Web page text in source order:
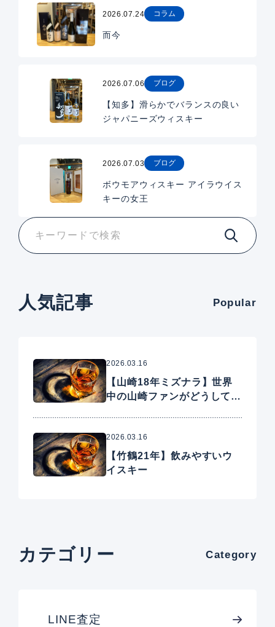
2026.07.24 コラム
而今
2026.07.06 ブログ
【知多】滑らかでバランスの良い
ジャパニーズウィスキー
2026.07.03 ブログ
ボウモアウィスキー アイラウイス
キーの女王
人気記事 Popular
2026.03.16
【山崎18年ミズナラ】世界
中の山崎ファンがどうしても
2026.03.16
【竹鶴21年】飲みやすいウ
イスキー
カテゴリー Category
LINE査定